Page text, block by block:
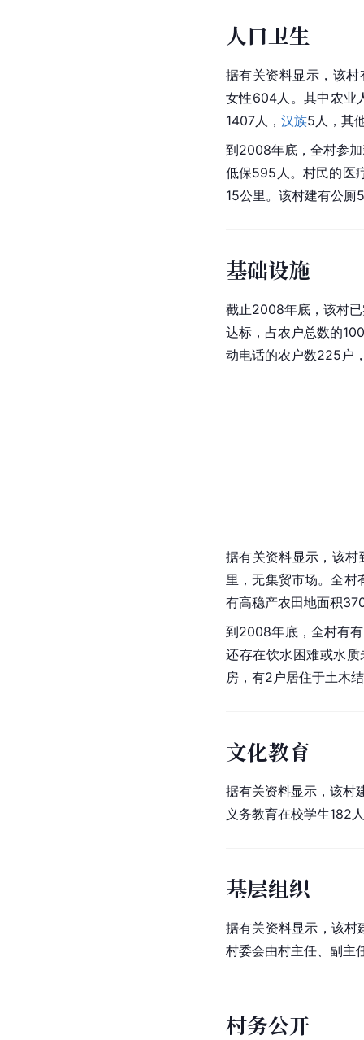
人口卫生
据有关资料显示，该
女性604人。其中农业
1407人， 汉族5人，其
到2008年底，全村参
低保595人。村民的医
15公里。该村建有公厕
基础设施
截止2008年底，该村
达标，占农户总数的
动电话的农户数225户
据有关资料显示，该村
里，无集贸市场。全村
有高稳产农田地面积
到2008年底，全村有
还存在饮水困难或水
房，有2户居住于土木
文化教育
据有关资料显示，该村
义务教育在校学生182
基层组织
据有关资料显示，该
村委会由村主任、副主
村务公开